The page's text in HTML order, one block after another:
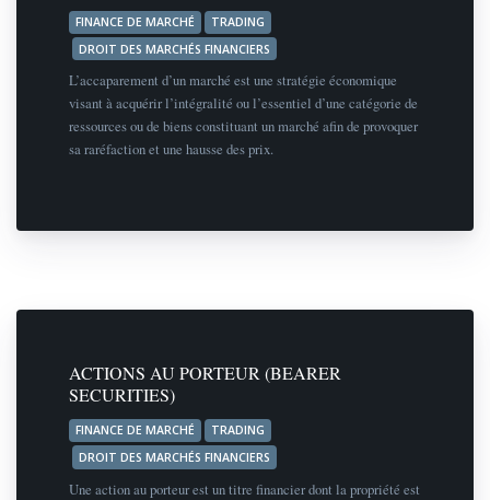
FINANCE DE MARCHÉ
TRADING
DROIT DES MARCHÉS FINANCIERS
L’accaparement d’un marché est une stratégie économique
visant à acquérir l’intégralité ou l’essentiel d’une catégorie de
ressources ou de biens constituant un marché afin de provoquer
sa raréfaction et une hausse des prix.
ACTIONS AU PORTEUR (BEARER
SECURITIES)
FINANCE DE MARCHÉ
TRADING
DROIT DES MARCHÉS FINANCIERS
Une action au porteur est un titre financier dont la propriété est